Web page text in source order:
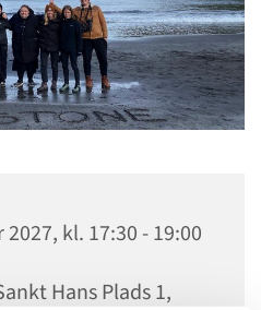
kl. 17:30 - 19:00
Hans Plads 1,